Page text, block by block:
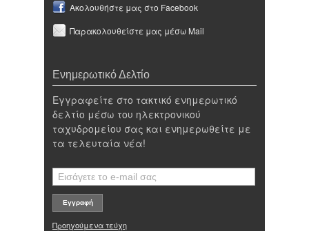
Ακολουθήστε μας στο Facebook
Παρακολουθείστε μας μέσω Mail
Ενημερωτικό Δελτίο
Εγγραφείτε στο τακτικό ενημερωτικό
δελτίο μέσω του ηλεκτρονικού
ταχυδρομείου σας και ενημερωθείτε με
τα τελευταία νέα!
Προηγούμενα τεύχη